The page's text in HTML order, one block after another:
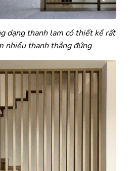
dạng thanh lam có thiết kế rất
nhiều thanh thẳng đứng